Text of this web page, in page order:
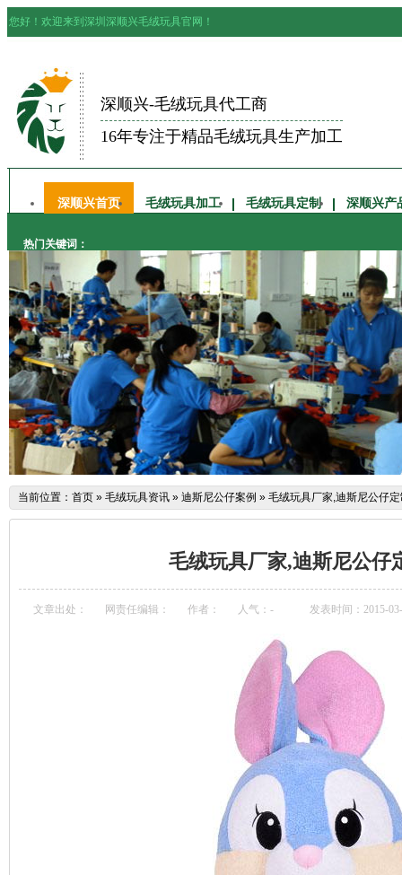
您好！欢迎来到深圳深顺兴毛绒玩具官网！
深顺兴-毛绒玩具代工商
16年专注于精品毛绒玩具生产加工
深顺兴首页 毛绒玩具加工 毛绒玩具定制 深顺兴产
热门关键词：
当前位置： 首页 » 毛绒玩具资讯 » 迪斯尼公仔案例 » 毛绒玩具厂家,迪斯尼公仔
毛绒玩具厂家,迪斯尼公仔
文章出处： 网责任编辑： 作者： 人气： - 发表时间：2015-